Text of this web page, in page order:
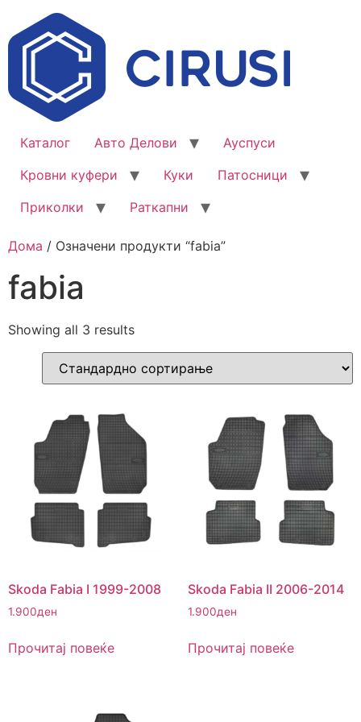
Каталог Авто Делови
Ауспуси
Кровни куфери
Куки
Патосници
Приколки
Раткапни
Дома / Означени продукти “fabia”
fabia
Showing all 3 results
Skoda Fabia I 1999-2008
1.900ден
Прочитај повеќе
Skoda Fabia II 2006-2014
1.900ден
Прочитај повеќе